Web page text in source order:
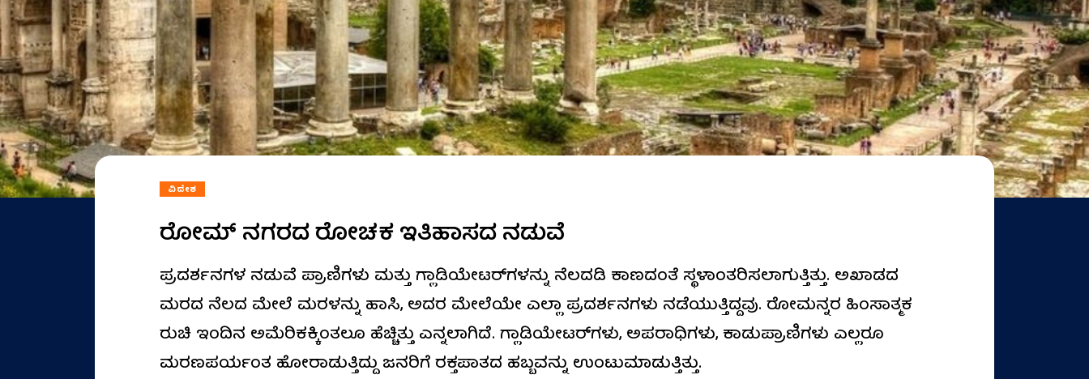
ವಿದೇಶ
ರೋಮ್‌ ನಗರದ ರೋಚಕ ಇತಿಹಾಸದ ನಡುವೆ
ಪ್ರದರ್ಶನಗಳ ನಡುವೆ ಪ್ರಾಣಿಗಳು ಮತ್ತು ಗ್ಲಾಡಿಯೇಟರ್‌ಗಳನ್ನು ನೆಲದಡಿ ಕಾಣದಂತೆ ಸ್ಥಳಾಂತರಿಸಲಾಗುತ್ತಿತ್ತು. ಅಖಾಡದ
ಮರದ ನೆಲದ ಮೇಲೆ ಮರಳನ್ನು ಹಾಸಿ, ಅದರ ಮೇಲೆಯೇ ಎಲ್ಲಾ ಪ್ರದರ್ಶನಗಳು ನಡೆಯುತ್ತಿದ್ದವು. ರೋಮನ್ನರ ಹಿಂಸಾತ್ಮಕ
ರುಚಿ ಇಂದಿನ ಅಮೆರಿಕಕ್ಕಿಂತಲೂ ಹೆಚ್ಚಿತ್ತು ಎನ್ನಲಾಗಿದೆ. ಗ್ಲಾಡಿಯೇಟರ್‌ಗಳು, ಅಪರಾಧಿಗಳು, ಕಾಡುಪ್ರಾಣಿಗಳು ಎಲ್ಲರೂ
ಮರಣಪರ್ಯಂತ ಹೋರಾಡುತ್ತಿದ್ದು ಜನರಿಗೆ ರಕ್ತಪಾತದ ಹಬ್ಬವನ್ನು ಉಂಟುಮಾಡುತ್ತಿತ್ತು.